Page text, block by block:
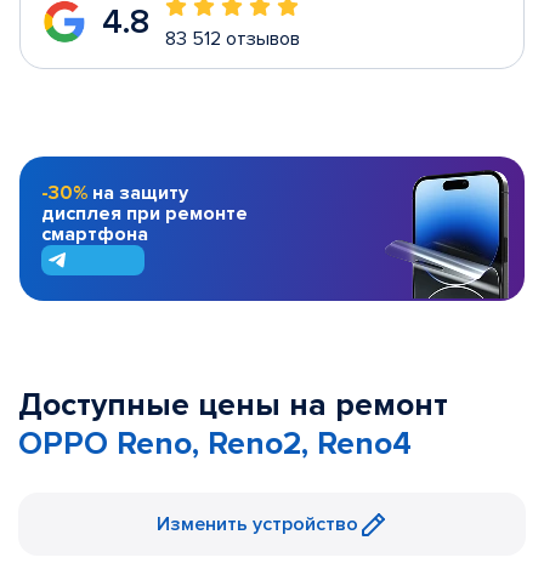
4.8 83 512 отзывов
-30% на защиту
дисплея при ремонте
смартфона
Доступные цены на ремонт
OPPO Reno, Reno2, Reno4
Изменить устройство